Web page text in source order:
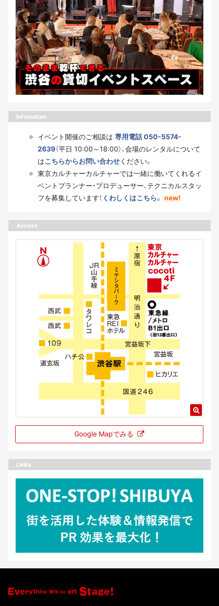
Infomation
イベント開催のご相談は 専用電話 050-5574-
2639（平日 10:00～18:00）、会場のレンタルについて
はこちらからお問い合わせください。
東京カルチャーカルチャーでは一緒に働いてくれるイ
ベントプランナー・プロデューサー、テクニカルスタッ
フを募集しています！ くわしくはこちら。 new!
Access
Google Mapでみる
Links